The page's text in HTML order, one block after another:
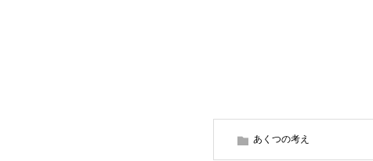
あくつの考え